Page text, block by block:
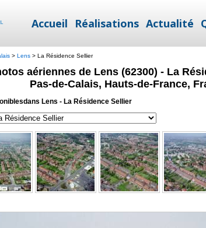
Accueil Réalisations Actualité